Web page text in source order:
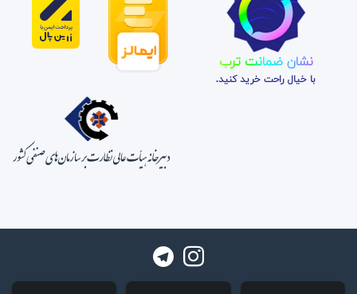
نشان ضمانت ترب
با خیال راحت خرید کنید.